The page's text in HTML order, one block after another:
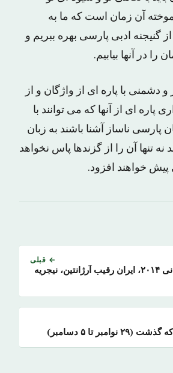
آن زمان است که ما به
گنیجنه ادبی پارسی بهره ببریم و
را در آنها بیابیم.
دشمنی با پاره ای از واژگان و از
پاره ای از آنها که می توانند با
پارسی ناساز آشنا باشند به زبان
تنها آن را از گزندها پاس نخواهد
خواهند افزود.
← قبلی
گروه‌بندی جام جهانی ۲۰۱۴، ایران رقیب آرژانتین، نیجریه
تا ۵ دسامبر)